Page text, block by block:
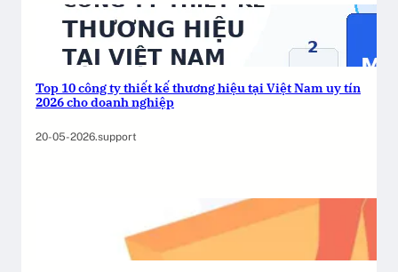
Top 10 công ty thiết kế thương hiệu tại Việt Nam uy tín
2026 cho doanh nghiệp
20-05-2026.support